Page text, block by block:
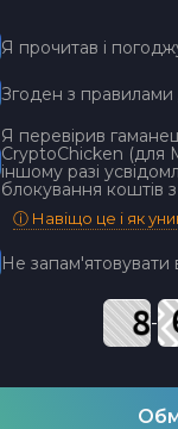
Я прочитав і
Згоден з правилами
Я перевірив
CryptoChicken (для
іншому разі
блокування коштів
ⓘ Навіщо це і як
Не запам'ятовувати
-